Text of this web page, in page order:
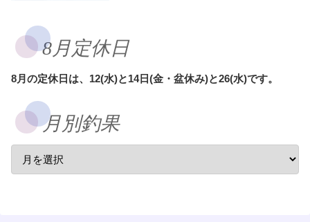
8月定休日
8月の定休日は、12(水)と14日(金・盆休み)と26(水)です。
月別釣果